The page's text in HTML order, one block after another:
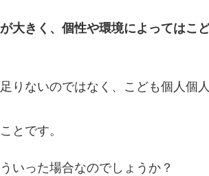
大きく、個性や環境によってはこ
りないのではなく、こども個人個
とです。
いった場合なのでしょうか？